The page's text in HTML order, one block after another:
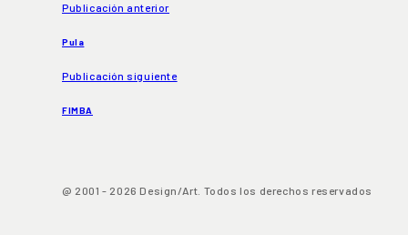
Publicación anterior
Pula
Publicación siguiente
FIMBA
@ 2001 - 2026 Design/Art. Todos los derechos reservados